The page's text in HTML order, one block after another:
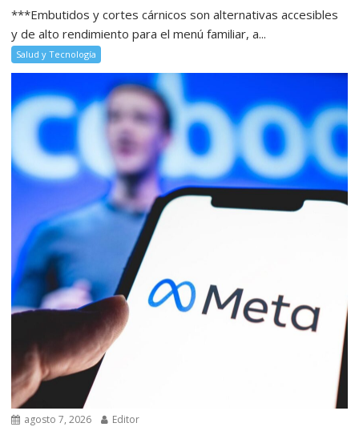
***Embutidos y cortes cárnicos son alternativas accesibles
y de alto rendimiento para el menú familiar, a...
Salud y Tecnología
agosto 7, 2026 Editor